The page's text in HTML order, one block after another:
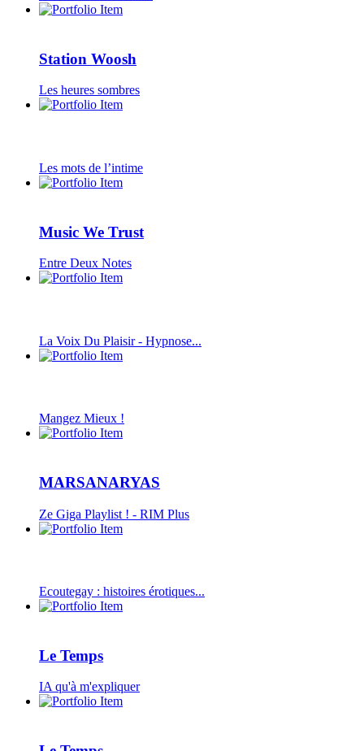
Station Woosh
Les heures sombres
Les mots de l’intime
Music We Trust
Entre Deux Notes
La Voix Du Plaisir - Hypnose...
Mangez Mieux !
MARSANARYAS
Ze Giga Playlist ! - RIM Plus
Ecoutegay : histoires érotiques...
Le Temps
IA qu'à m'expliquer